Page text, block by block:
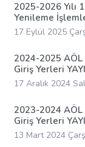
2025-2026 Yılı
Yenileme
17 Eylül 2025
2024-2025 AÖL
Giriş Yerleri
17 Aralık 2024
2023-2024 AÖL
Giriş Yerleri
13 Mart 2024